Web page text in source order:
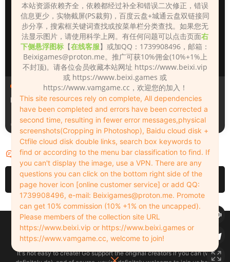
人物（Looks）
Monica_2_2_2
17小时前
人物（Looks）
Lizhen2025
1天前
评论 0
请先登录
Copyleft © 2022-2026 beixi.vip - All Rights Freedom！
创作不易！有能力的同学可以去支持一下原创作者（我们绝对支持），当然
了，您加入这里我们也绝对欢迎！
It's not easy to create! Go support the original creators if you can (we
本站资源依赖齐全，依赖都经过补全和错误二次修正，错误
信息更少，实物截屏(PS裁剪)，百度云盘+城通云盘双链接同
步分享，搜索框关键词查找或按菜单栏分类查找。如果您无
法显示图片，请使用科学上网。有任何问题可以点击页面右
下侧悬浮图标 【在线客服】或加QQ：1739908496，邮箱：
Beixigames@proton.me。推广可获10%佣金(10%+1%上
不封顶)。请各位会员收藏本站网址 https://www.beixi.vip
或 https://www.beixi.games 或
https://www.vamgame.cc，欢迎您的加入！
This site resources rely on complete, All dependencies
have been completed and errors have been corrected a
second time, resulting in fewer error messages,physical
screenshots(Cropping in Photoshop), Baidu cloud disk +
Ctfile cloud disk double links, search box keywords to
find or according to the menu bar classification to find. If
you can't display the image, use a VPN. There are any
questions you can click on the bottom right side of the
page hover icon [online customer service] or add QQ:
1739908496, e-mail: Beixigames@proton.me. Promote
can get 10% commission (10% +1% on the uncapped).
Please members of the collection site URL
https://www.beixi.vip or https://www.beixi.games or
https://www.vamgame.cc, welcome to join!